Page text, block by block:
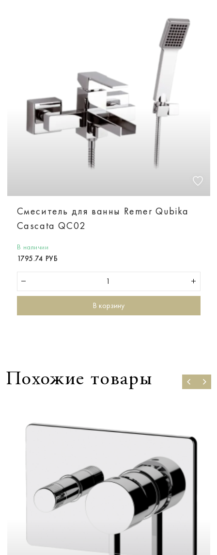
Смеситель для ванны Remer Qubika
Cascata QC02
В наличии
1795.74 РУБ
В корзину
Похожие товары